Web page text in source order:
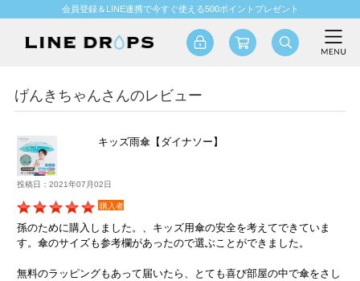
会員登録＆LINE連携で今すぐ使える500ポイントプレゼント
げんきちゃんさんのレビュー
キッズ雨傘【ダイナソー】
投稿日：2021年07月02日
購入者
孫のために購入しました。、キッズ用傘の安全を考えてできていま
す。傘のサイズも参考欄があったので選ぶことができました。
無料のラッピングもあって届いたら、とても喜び部屋の中で傘をさし